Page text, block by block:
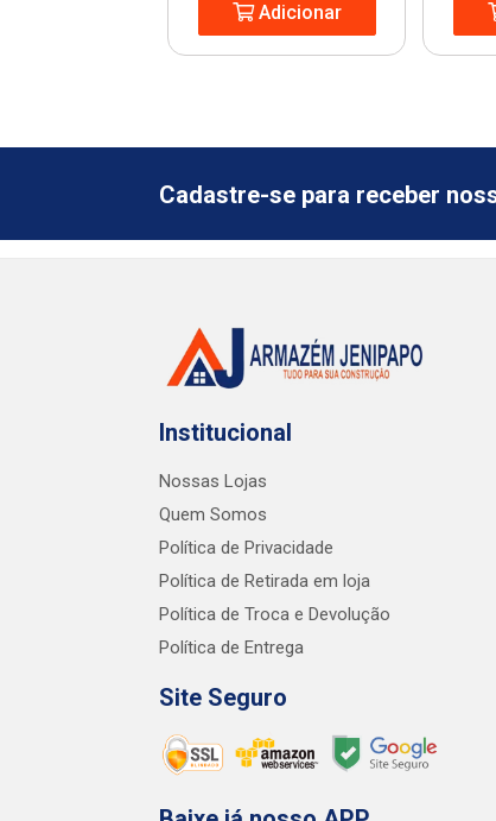
Adicionar
Cadastre-se para receber
Institucional
Nossas Lojas
Quem Somos
Política de Privacidade
Política de Retirada em loja
Política de Troca e Devolução
Política de Entrega
Site Seguro